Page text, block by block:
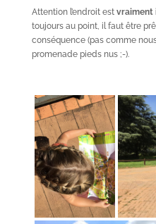
Attention l’endroit est vraiment
toujours au point, il faut être
conséquence (pas comme
promenade pieds nus ;-).